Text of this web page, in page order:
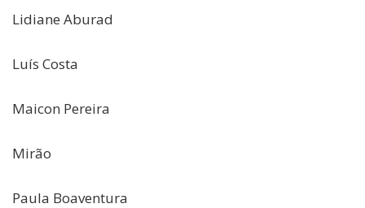
Lidiane Aburad
Luís Costa
Maicon Pereira
Mirão
Paula Boaventura